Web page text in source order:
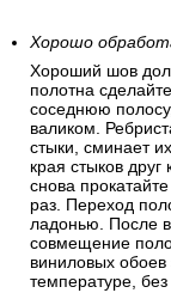
Хорошо
Хороший шов
полотна
соседнюю
валиком.
стыки, сминает
края стыков
снова
раз. Переход
ладонью. После
совмещение
виниловых обоев
температуре, без